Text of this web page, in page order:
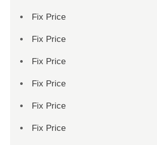
Fix Price
Fix Price
Fix Price
Fix Price
Fix Price
Fix Price